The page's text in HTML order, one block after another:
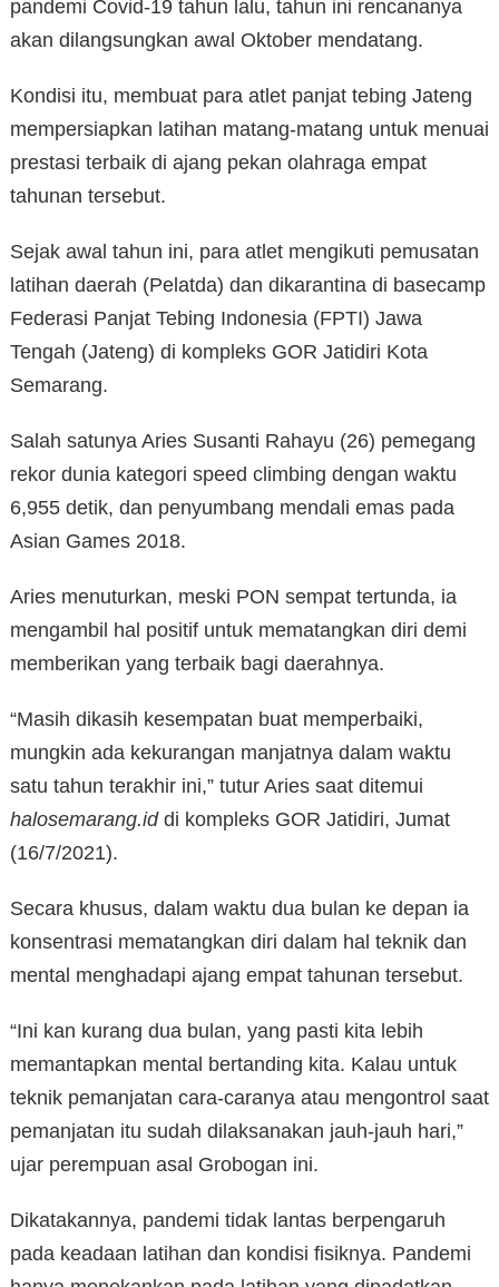
pandemi Covid-19 tahun lalu, tahun ini rencananya
akan dilangsungkan awal Oktober mendatang.
Kondisi itu, membuat para atlet panjat tebing Jateng
mempersiapkan latihan matang-matang untuk menuai
prestasi terbaik di ajang pekan olahraga empat
tahunan tersebut.
Sejak awal tahun ini, para atlet mengikuti pemusatan
latihan daerah (Pelatda) dan dikarantina di basecamp
Federasi Panjat Tebing Indonesia (FPTI) Jawa
Tengah (Jateng) di kompleks GOR Jatidiri Kota
Semarang.
Salah satunya Aries Susanti Rahayu (26) pemegang
rekor dunia kategori speed climbing dengan waktu
6,955 detik, dan penyumbang mendali emas pada
Asian Games 2018.
Aries menuturkan, meski PON sempat tertunda, ia
mengambil hal positif untuk mematangkan diri demi
memberikan yang terbaik bagi daerahnya.
“Masih dikasih kesempatan buat memperbaiki,
mungkin ada kekurangan manjatnya dalam waktu
satu tahun terakhir ini,” tutur Aries saat ditemui
halosemarang.iddi kompleks GOR Jatidiri, Jumat
(16/7/2021).
Secara khusus, dalam waktu dua bulan ke depan ia
konsentrasi mematangkan diri dalam hal teknik dan
mental menghadapi ajang empat tahunan tersebut.
“Ini kan kurang dua bulan, yang pasti kita lebih
memantapkan mental bertanding kita. Kalau untuk
teknik pemanjatan cara-caranya atau mengontrol saat
pemanjatan itu sudah dilaksanakan jauh-jauh hari,”
ujar perempuan asal Grobogan ini.
Dikatakannya, pandemi tidak lantas berpengaruh
pada keadaan latihan dan kondisi fisiknya. Pandemi